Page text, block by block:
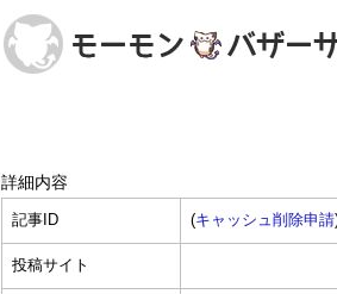
詳細内容
記事ID (キャッシュ削除申請
投稿サイト